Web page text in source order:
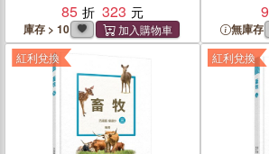
85
323
庫存 > 10
9
無庫存
紅利兌換 紅利兌換